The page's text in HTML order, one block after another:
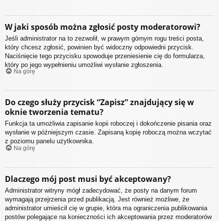
W jaki sposób można zgłosić posty moderatorowi?
Jeśli administrator na to zezwolił, w prawym górnym rogu treści posta,
który chcesz zgłosić, powinien być widoczny odpowiedni przycisk.
Naciśnięcie tego przycisku spowoduje przeniesienie cię do formularza,
który po jego wypełnieniu umożliwi wysłanie zgłoszenia.
Na górę
Do czego służy przycisk “Zapisz” znajdujący się w
oknie tworzenia tematu?
Funkcja ta umożliwia zapisanie kopii roboczej i dokończenie pisania oraz
wysłanie w późniejszym czasie. Zapisaną kopię roboczą można wczytać
z poziomu panelu użytkownika.
Na górę
Dlaczego mój post musi być akceptowany?
Administrator witryny mógł zadecydować, że posty na danym forum
wymagają przejrzenia przed publikacją. Jest również możliwe, że
administrator umieścił cię w grupie, która ma ograniczenia publikowania
postów polegające na konieczności ich akceptowania przez moderatorów